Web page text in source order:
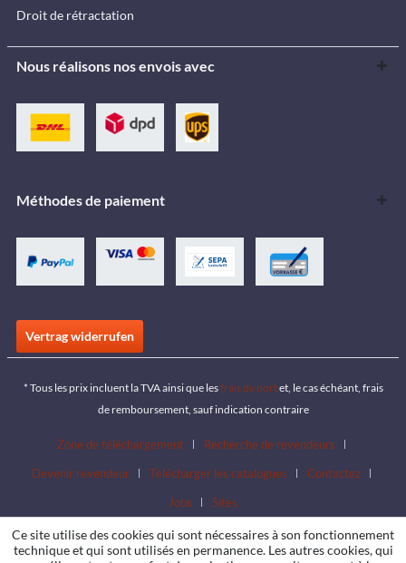
Droit de rétractation
Nous réalisons nos envois avec
Méthodes de paiement
Vertrag widerrufen
* Tous les prix incluent la TVA ainsi que lesfrais de portet, le cas échéant, frais
de remboursement, sauf indication contraire
Zone de téléchargement
Recherche de revendeurs
Devenir revendeur
Télécharger les catalogues
Contactez
Jobs
Sites
Ce site utilise des cookies qui sont nécessaires à son fonctionnement
technique et qui sont utilisés en permanence. Les autres cookies, qui